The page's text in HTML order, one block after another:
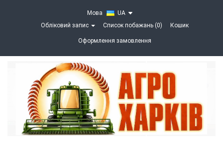
Мова
UA
Обліковий запис
Список побажань (0) Кошик
Оформлення замовлення